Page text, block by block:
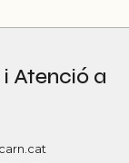
Atenció a